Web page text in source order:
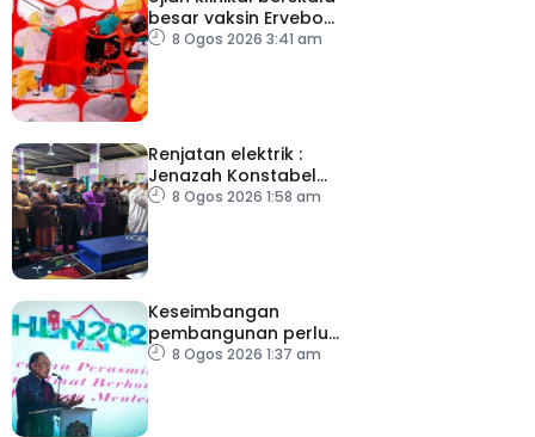
besar vaksin Ervebo
tangani wabak Ebola
8 Ogos 2026 3:41 am
Renjatan elektrik :
Jenazah Konstabel
Muhammad Raimi
8 Ogos 2026 1:58 am
Keseimbangan
pembangunan perlu
ambil kira lokasi tumpuan
8 Ogos 2026 1:37 am